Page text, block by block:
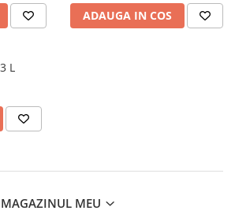
UV
ADAUGA IN COS
L
MAGAZINUL MEU